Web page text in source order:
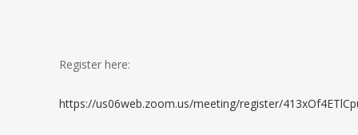
Register here:
https://us06web.zoom.us/meeting/register/